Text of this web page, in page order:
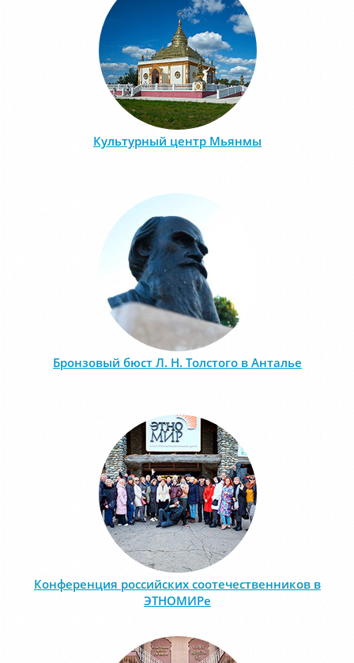
Культурный центр Мьянмы
Бронзовый бюст Л. Н. Толстого в Анталье
Конференция российских соотечественников в
ЭТНОМИРе